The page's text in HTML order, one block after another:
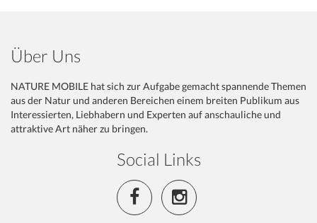
Über Uns
NATURE MOBILE hat sich zur Aufgabe gemacht spannende Themen
aus der Natur und anderen Bereichen einem breiten Publikum aus
Interessierten, Liebhabern und Experten auf anschauliche und
attraktive Art näher zu bringen.
Social Links